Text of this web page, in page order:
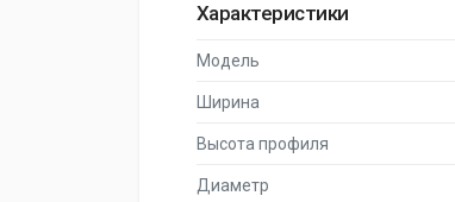
Характеристики
Модель
Ширина
Высота профиля
Диаметр